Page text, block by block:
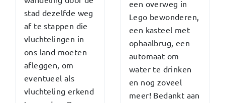
stad dezelfde weg
af te stappen die
vluchtelingen in
ons land moeten
afleggen, om
eventueel als
vluchteling erkend
een overweg in
Lego bewonderen,
een kasteel met
ophaalbrug, een
automaat om
water te drinken
en nog zoveel
meer! Bedankt aan